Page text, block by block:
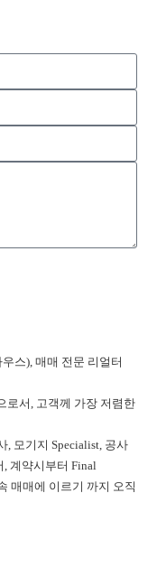
스), 매매 전문 리얼터
로서, 고객께 가장 저렴한
, 모기지 Specialist, 공사
, 계약시부터 Final
매매에 이르기 까지 오직